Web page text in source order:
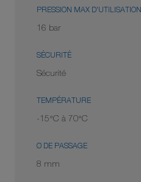
PRESSION MAX D'UTILISATION
16 bar
SÉCURITÉ
Sécurité
TEMPÉRATURE
-15°C à 70°C
Ø DE PASSAGE
8 mm